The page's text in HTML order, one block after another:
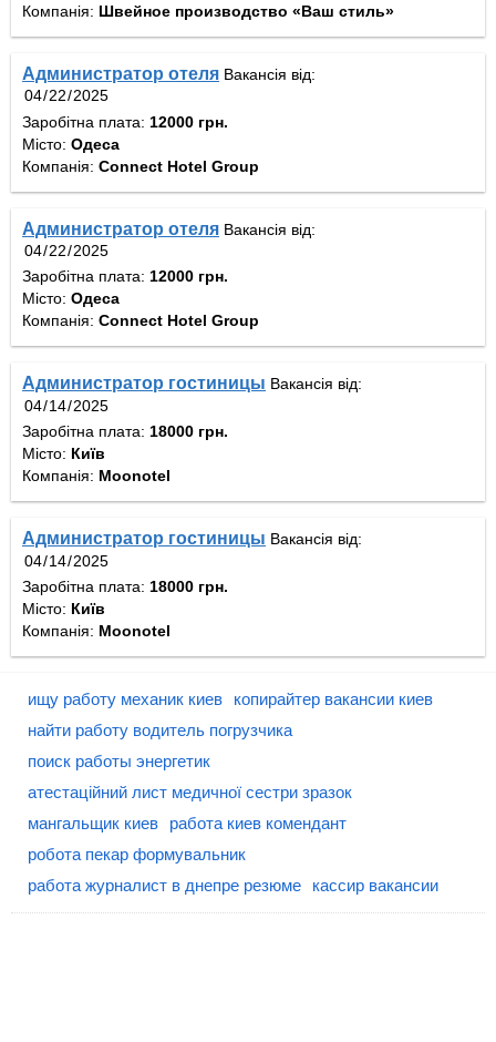
Компанія: Швейное производство «Ваш стиль»
Администратор отеля Вакансія від:
Заробітна плата: 12000 грн.
Місто: Одеса
Компанія: Connect Hotel Group
Администратор отеля Вакансія від:
Заробітна плата: 12000 грн.
Місто: Одеса
Компанія: Connect Hotel Group
Администратор гостиницы Вакансія від:
Заробітна плата: 18000 грн.
Місто: Київ
Компанія: Moonotel
Администратор гостиницы Вакансія від:
Заробітна плата: 18000 грн.
Місто: Київ
Компанія: Moonotel
ищу работу механик киев
копирайтер вакансии киев
найти работу водитель погрузчика
поиск работы энергетик
атестаційний лист медичної сестри зразок
мангальщик киев
работа киев комендант
робота пекар формувальник
работа журналист в днепре резюме
кассир вакансии